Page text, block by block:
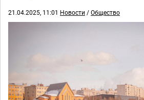
21.04.2025, 11:01 Новости /Общество